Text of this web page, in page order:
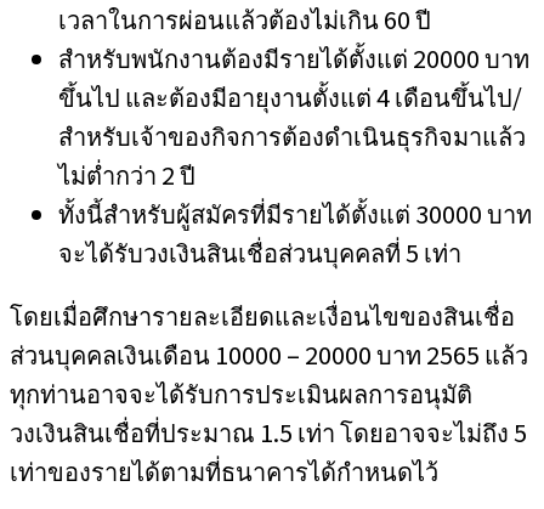
เวลาในการผ่อนแล้วต้องไม่เกิน 60 ปี
สำหรับพนักงานต้องมีรายได้ตั้งแต่ 20000 บาท
ขึ้นไป และต้องมีอายุงานตั้งแต่ 4 เดือนขึ้นไป/
สำหรับเจ้าของกิจการต้องดำเนินธุรกิจมาแล้ว
ไม่ต่ำกว่า 2 ปี
ทั้งนี้สำหรับผู้สมัครที่มีรายได้ตั้งแต่ 30000 บาท
จะได้รับวงเงินสินเชื่อส่วนบุคคลที่ 5 เท่า
โดยเมื่อศึกษารายละเอียดและเงื่อนไขของสินเชื่อ
ส่วนบุคคลเงินเดือน 10000 – 20000 บาท 2565 แล้ว
ทุกท่านอาจจะได้รับการประเมินผลการอนุมัติ
วงเงินสินเชื่อที่ประมาณ 1.5 เท่า โดยอาจจะไม่ถึง 5
เท่าของรายได้ตามที่ธนาคารได้กำหนดไว้